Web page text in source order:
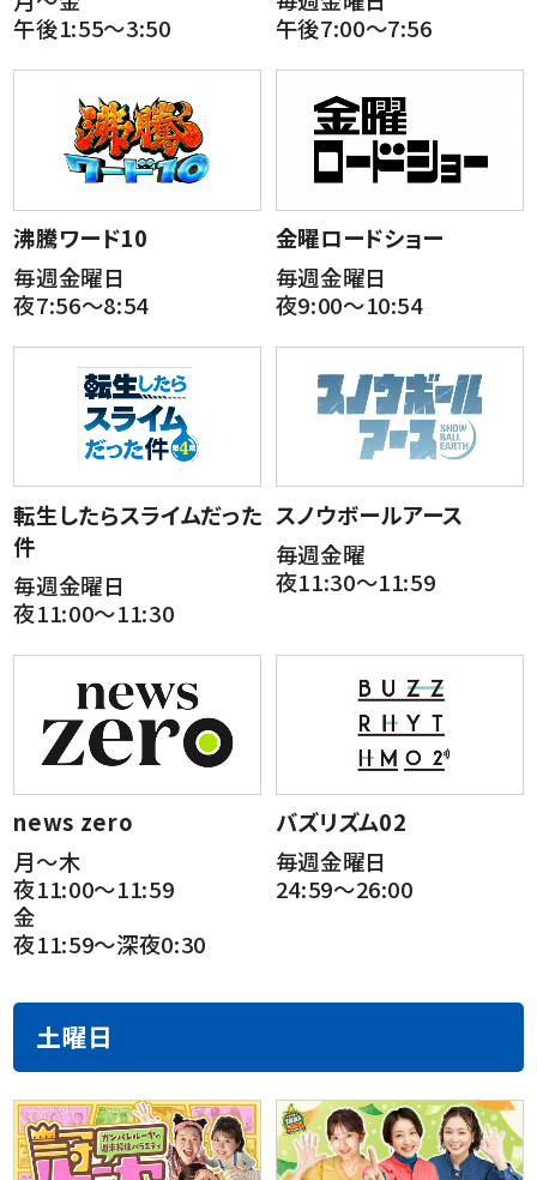
午後1:55～3:50
午後7:00～7:56
沸騰ワード10
毎週金曜日
夜7:56～8:54
金曜ロードショー
毎週金曜日
夜9:00～10:54
転生したらスライムだった
件
毎週金曜日
夜11:00～11:30
スノウボールアース
毎週金曜
夜11:30～11:59
news zero
月～木
夜11:00～11:59
金
夜11:59～深夜0:30
バズリズム02
毎週金曜日
24:59～26:00
土曜日